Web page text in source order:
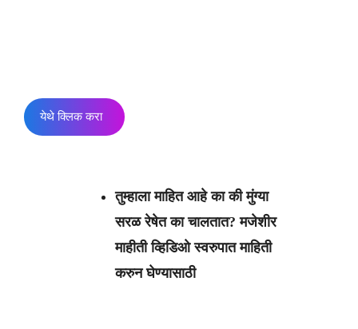
येथे क्लिक करा
तुम्हाला माहित आहे का की मुंग्या
सरळ रेषेत का चालतात? मजेशीर
माहीती व्हिडिओ स्वरुपात माहिती
करुन घेण्यासाठी